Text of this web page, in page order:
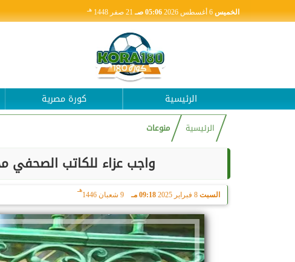
الخميس 05:06 صـ 21 صفر 1448 هـ
الرئيسية كورة مصرية
الرئيسية منوعات
واجب عزاء للكاتب الصحفي
السبت 8 فبراير 2025 09:18 مـ 9 شعبان 1446
هـ